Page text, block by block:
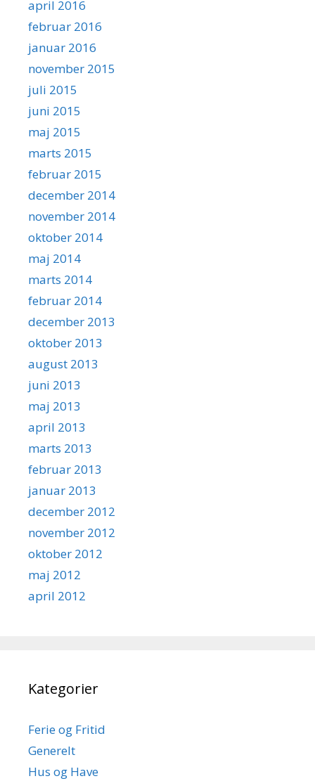
april 2016
februar 2016
januar 2016
november 2015
juli 2015
juni 2015
maj 2015
marts 2015
februar 2015
december 2014
november 2014
oktober 2014
maj 2014
marts 2014
februar 2014
december 2013
oktober 2013
august 2013
juni 2013
maj 2013
april 2013
marts 2013
februar 2013
januar 2013
december 2012
november 2012
oktober 2012
maj 2012
april 2012
Kategorier
Ferie og Fritid
Generelt
Hus og Have